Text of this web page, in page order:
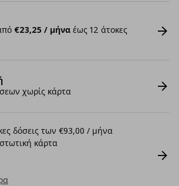
€23,25 / μήνα έως 12 άτοκες
χωρίς κάρτα
δόσεις των €93,00 / μήνα
κάρτα